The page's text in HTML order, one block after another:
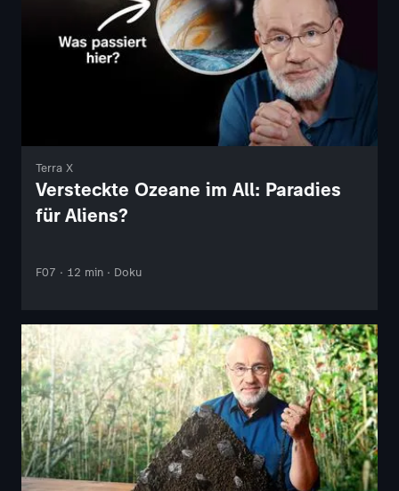
Terra X
Versteckte Ozeane im All: Paradies
für Aliens?
F07 · 12 min · Doku